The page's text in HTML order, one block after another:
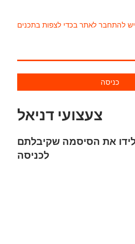
יש להתחבר לאתר בכדי לצפות בתכנים
כניסה
צעצועי דניאל
את הסיסמה שקיבלתם
לכניסה